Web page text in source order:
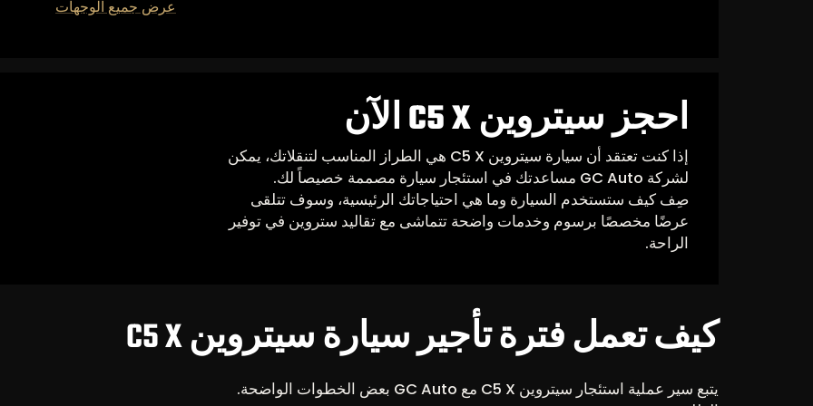
عرض جميع الوجهات
احجز سيتروين C5 X الآن
إذا كنت تعتقد أن سيارة سيتروين C5 X هي الطراز المناسب لتنقلاتك، يمكن
لشركة GC Auto مساعدتك في استئجار سيارة مصممة خصيصاً لك.
صِف كيف ستستخدم السيارة وما هي احتياجاتك الرئيسية، وسوف تتلقى
عرضًا مخصصًا برسوم وخدمات واضحة تتماشى مع تقاليد ستروين في توفير
الراحة.
كيف تعمل فترة تأجير سيارة سيتروين C5 X
يتبع سير عملية استئجار سيتروين C5 X مع GC Auto بعض الخطوات الواضحة.